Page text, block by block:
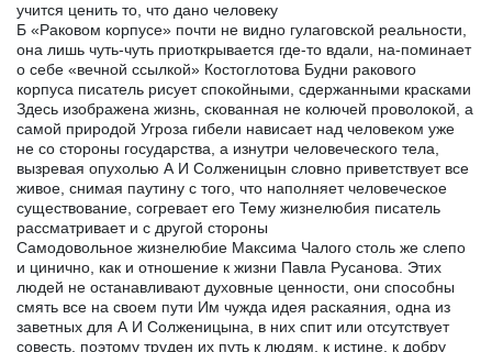
учится ценить то, что дано человеку
Б «Раковом корпусе» почти не видно гулаговской реальности,
она лишь чуть-чуть приоткрывается где-то вдали, на-поминает
о себе «вечной ссылкой» Костоглотова Будни ракового
корпуса писатель рисует спокойными, сдержанными красками
Здесь изображена жизнь, скованная не колючей проволокой, а
самой природой Угроза гибели нависает над человеком уже
не со стороны государства, а изнутри человеческого тела,
вызревая опухолью А И Солженицын словно приветствует все
живое, снимая паутину с того, что наполняет человеческое
существование, согревает его Тему жизнелюбия писатель
рассматривает и с другой стороны
Самодовольное жизнелюбие Максима Чалого столь же слепо
и цинично, как и отношение к жизни Павла Русанова. Этих
людей не останавливают духовные ценности, они способны
смять все на своем пути Им чужда идея раскаяния, одна из
заветных для А И Солженицына, в них спит или отсутствует
совесть, поэтому труден их путь к людям, к истине, к добру